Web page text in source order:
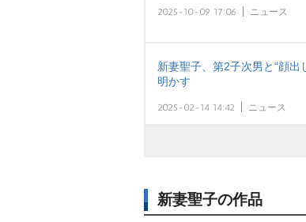
2025-10-09 17:06 ニュース
新妻聖子、第2子次男と“顔
明かす
2025-02-14 14:42 ニュース
新妻聖子の作品